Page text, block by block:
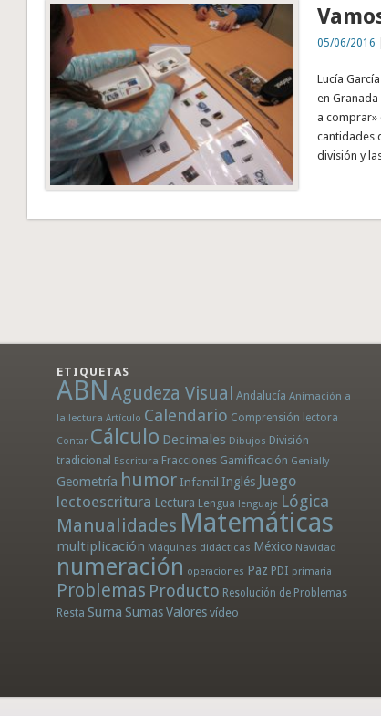
05/06/2016
Lucía
en
a comprar»
cantidades
división y
ETIQUETAS
ABN Agudeza Visual Andalucía Animación a
la lectura Artículo Calendario Comprensión lectora
Contar Cálculo Decimales Dibujos División
tradicional Escritura Fracciones Gamificación Genially
Geometría humor Infantil Inglés Juego
lectoescritura Lectura Lengua lenguaje Lógica
Manualidades Matemáticas
multiplicación Máquinas didácticas México Navidad
numeración operaciones Paz PDI primaria
Problemas Producto Resolución de Problemas
Resta Suma SumasValores vídeo